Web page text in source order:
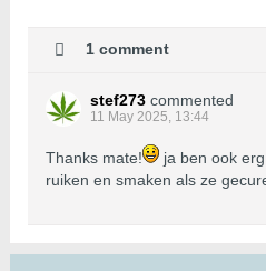
1 comment
stef273 commented
11 May 2025, 13:44
Thanks mate!
ja ben ook
ruiken en smaken als ze